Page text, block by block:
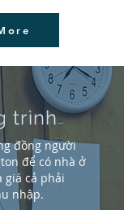
trình
đồng người
để có nhà ở
giá cả phải
nhập.